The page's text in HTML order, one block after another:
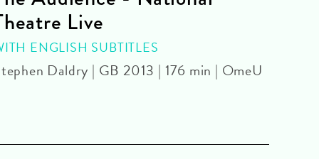
Live
ENGLISH SUBTITLES
Daldry | GB 2013 | 176 min | OmeU